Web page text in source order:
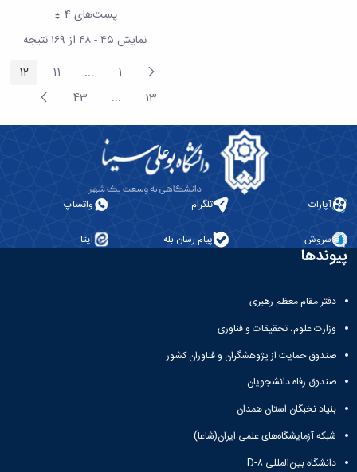
پست‌‌های 4هر صفحه
نمایش ۴۵ - ۴۸ از ۱۶۹ نتیجه
پیغام
قبلی صفحه1
...
Pagesصفحه11
12
صفحه13
...
Intermediate Pages
صفحه43 صفحه
بعد
آپارات تلگرام واتساپ
سروش پیام رسان بله ایتا
پیوندها
دفتر مقام معظم رهبری
وزارت علوم، تحقیقات و فناوری
صندوق حمایت از پژوهشگران و فناوران کشور
صندوق رفاه دانشجویان
بنیاد نخبگان استان همدان
شبکه آزمایشگاه‌های علمی ایران(شاعا)
دانشگاه بین‌المللی D-۸